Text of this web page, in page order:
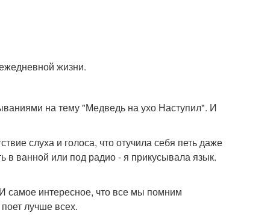
жизни.
на тему "Медведь на ухо Наступил". И
слуха и голоса, что отучила себя петь даже
в ванной или под радио - я прикусывала язык.
самое интересное, что все мы помним
лучше всех.